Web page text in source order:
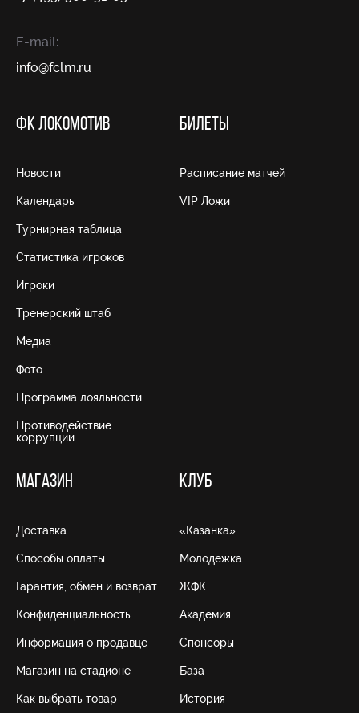
E-mail:
info@fсlm.ru
ФК ЛОКОМОТИВ
Новости
Календарь
Турнирная таблица
Статистика игроков
Игроки
Тренерский штаб
Медиа
Фото
Программа лояльности
Противодействие
коррупции
БИЛЕТЫ
Расписание матчей
VIP Ложи
МАГАЗИН
Доставка
Способы оплаты
Гарантия, обмен и возврат
Конфиденциальность
Информация о продавце
Магазин на стадионе
Как выбрать товар
КЛУБ
«Казанка»
Молодёжка
ЖФК
Академия
Спонсоры
База
История